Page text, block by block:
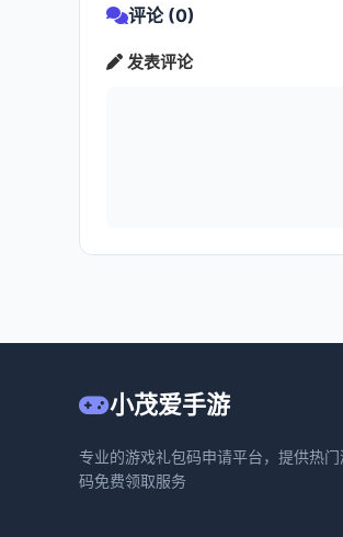
评论 (0)
发表评论
小茂爱手游
专业的游戏礼包码申请平台，提供热门
码免费领取服务